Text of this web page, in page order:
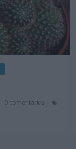
0 comentarios